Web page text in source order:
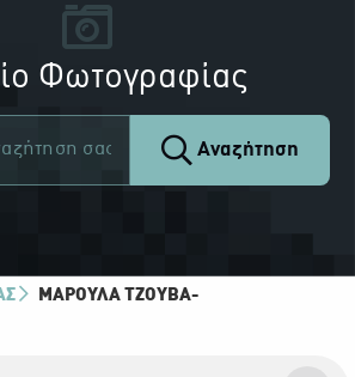
Φωτογραφίας
Αναζήτηση
ΜΑΡΟΎΛΑ ΤΖΟΎΒΑ-